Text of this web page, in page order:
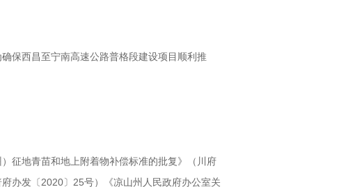
保西昌至宁南高速公路普格段建设项目顺利推
征地青苗和地上附着物补偿标准的批复》（川府
办发〔2020〕25号）《凉山州人民政府办公室关